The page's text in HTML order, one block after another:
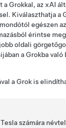
a Grokkal, az xAI
Kiválaszthatja a
egészen
érintse
oldali
a Grokba
a Grok is
számára